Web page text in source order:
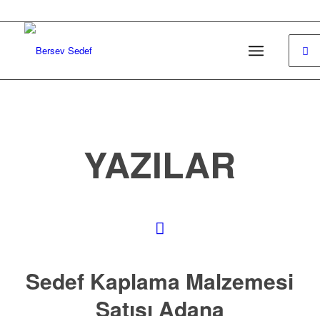
YAZILAR
Sedef Kaplama Malzemesi
Satışı Adana